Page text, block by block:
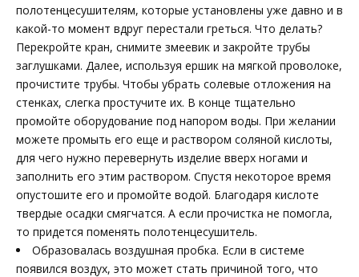
полотенцесушителям, которые установлены уже давно и в
какой-то момент вдруг перестали греться. Что делать?
Перекройте кран, снимите змеевик и закройте трубы
заглушками. Далее, используя ершик на мягкой проволоке,
прочистите трубы. Чтобы убрать солевые отложения на
стенках, слегка простучите их. В конце тщательно
промойте оборудование под напором воды. При желании
можете промыть его еще и раствором соляной кислоты,
для чего нужно перевернуть изделие вверх ногами и
заполнить его этим раствором. Спустя некоторое время
опустошите его и промойте водой. Благодаря кислоте
твердые осадки смягчатся. А если прочистка не помогла,
то придется поменять полотенцесушитель.
Образовалась воздушная пробка. Если в системе
появился воздух, это может стать причиной того, что